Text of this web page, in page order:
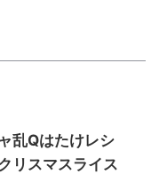
乱Qはたけレシ
リスマスライス